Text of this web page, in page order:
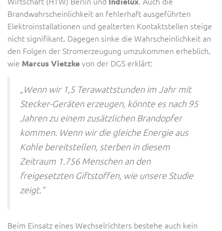
Brandwahrscheinlichkeit an fehlerhaft ausgeführten
Elektroinstallationen und gealterten Kontaktstellen steige
nicht signifikant. Dagegen sinke die Wahrscheinlichkeit an
den Folgen der Stromerzeugung umzukommen erheblich,
wie Marcus Vietzkevon der DGS erklärt:
„Wenn wir 1,5 Terawattstunden im Jahr mit
Stecker-Geräten erzeugen, könnte es nach 95
Jahren zu einem zusätzlichen Brandopfer
kommen. Wenn wir die gleiche Energie aus
Kohle bereitstellen, sterben in diesem
Zeitraum 1.756 Menschen an den
freigesetzten Giftstoffen, wie unsere Studie
zeigt.“
Beim Einsatz eines Wechselrichters bestehe auch kein